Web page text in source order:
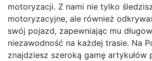
motoryzacji. Z nami nie tylko
motoryzacyjne, ale również
swój pojazd, zapewniając mu
niezawodność na każdej trasie. Na
znajdziesz szeroką gamę